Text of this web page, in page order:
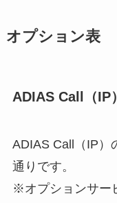
オプション表
ADIAS Call（IP
ADIAS Call（IP）
通りです。
※オプションサー